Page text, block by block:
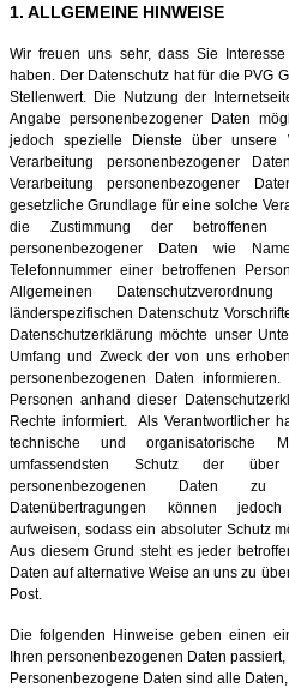
1. ALLGEMEINE HINWEISE
Wir freuen uns sehr, dass Sie
haben. Der Datenschutz hat für die PVG
Stellenwert. Die Nutzung der
Angabe personenbezogener Daten
jedoch spezielle Dienste über unsere
Verarbeitung personenbezogener
Verarbeitung personenbezogener
gesetzliche Grundlage für eine solche
die Zustimmung der
personenbezogener Daten wie
Telefonnummer einer betroffenen
Allgemeinen
länderspezifischen Datenschutz
Datenschutzerklärung möchte unser
Umfang und Zweck der von uns
personenbezogenen Daten
Personen anhand dieser
Rechte informiert. Als Verantwortlicher
technische und organisatorische
umfassendsten Schutz der
personenbezogenen Daten zu
Datenübertragungen können
aufweisen, sodass ein absoluter Schutz
Aus diesem Grund steht es jeder
Daten auf alternative Weise an uns zu
Post.
Die folgenden Hinweise geben einen
Ihren personenbezogenen Daten
Personenbezogene Daten sind alle